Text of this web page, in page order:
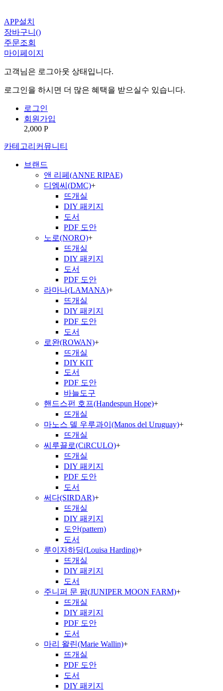
APP설치
장바구니()
주문조회
마이페이지
고객님은 로그아웃 상태입니다.
로그인을 하시면 더 많은 혜택을 받으실수 있습니다.
로그인
회원가입
2,000 P
카테고리 커뮤니티
브랜드
앤 리페(ANNE RIPAE)
디엠씨(DMC)+
뜨개실
DIY 패키지
도서
PDF 도안
노로(NORO)+
뜨개실
DIY 패키지
도서
PDF 도안
라마나(LAMANA)+
뜨개실
DIY 패키지
PDF 도안
도서
로완(ROWAN)+
뜨개실
DIY KIT
도서
PDF 도안
바늘도구
핸드스펀 호프(Handespun Hope)+
뜨개실
마노스 델 우루과이(Manos del Uruguay)+
뜨개실
씨루끌로(CiRCULO)+
뜨개실
DIY 패키지
PDF 도안
도서
써다(SIRDAR)+
뜨개실
DIY 패키지
도안(pattern)
도서
루이자하딩(Louisa Harding)+
뜨개실
DIY 패키지
도서
주니퍼 문 팜(JUNIPER MOON FARM)+
뜨개실
DIY 패키지
PDF 도안
도서
마리 왈린(Marie Wallin)+
뜨개실
PDF 도안
도서
DIY 패키지